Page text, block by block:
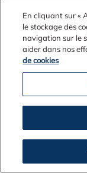
8.Située à
115.810
[#2]
Contient
bauxite
En cliquant sur «
le stockage des
navigation sur le
aider dans nos
de cookies